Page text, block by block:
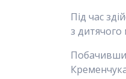
Під час
з
Побачивши